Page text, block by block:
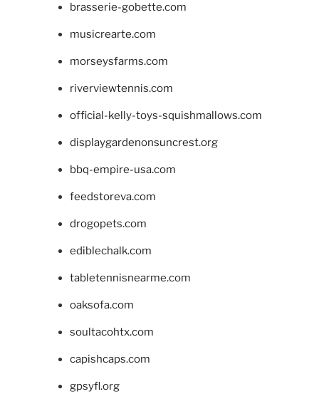
brasserie-gobette.com
musicrearte.com
morseysfarms.com
riverviewtennis.com
official-kelly-toys-squishmallows.com
displaygardenonsuncrest.org
bbq-empire-usa.com
feedstoreva.com
drogopets.com
ediblechalk.com
tabletennisnearme.com
oaksofa.com
soultacohtx.com
capishcaps.com
gpsyfl.org